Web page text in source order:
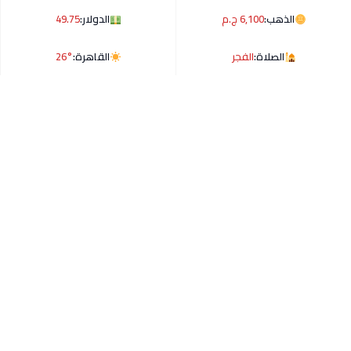
الذهب:6,100 ج.م الدولار:49.75
الصلاة:الفجر القاهرة:26°